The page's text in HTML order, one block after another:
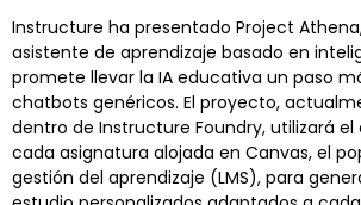
Instructure ha presentado Project
asistente de aprendizaje basado en
promete llevar la IA educativa un paso
chatbots genéricos. El proyecto,
dentro de Instructure Foundry, utilizará
cada asignatura alojada en Canvas, el
gestión del aprendizaje (LMS), para